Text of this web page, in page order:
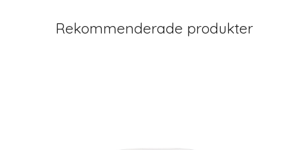
Rekommenderade produkter